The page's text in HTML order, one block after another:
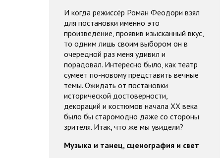
И когда режиссёр Роман Феодори взял
для постановки именно это
произведение, проявив изысканный вкус,
то одним лишь своим выбором он в
очередной раз меня удивил и
порадовал. Интересно было, как театр
сумеет по-новому представить вечные
темы. Ожидать от постановки
исторической достоверности,
декораций и костюмов начала XX века
было бы старомодно даже со стороны
зрителя. Итак, что же мы увидели?
Музыка и танец, сценография и свет